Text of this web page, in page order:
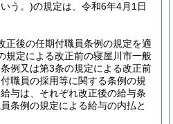
う。)の規定は、令和6年4月1日
正後の任期付職員条例の規定を適
規定による改正前の寝屋川市一般
例又は第3条の規定による改正前
職員の採用等に関する条例の規
与は、それぞれ改正後の給与条
条例の規定による給与の内払と